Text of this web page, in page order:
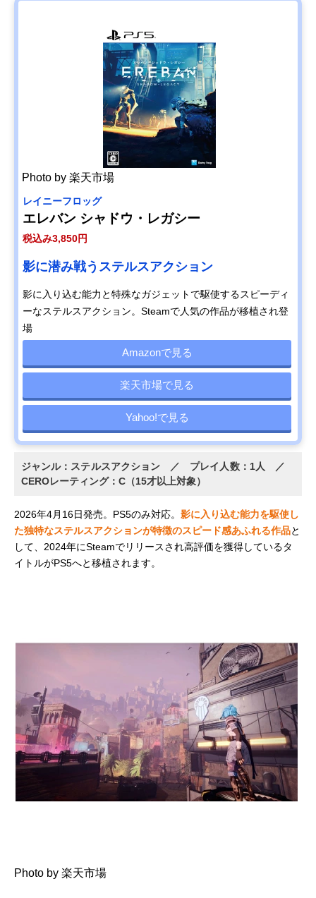
Photo by 楽天市場
レイニーフロッグ
エレバン シャドウ・レガシー
税込み3,850円
影に潜み戦うステルスアクション
影に入り込む能力と特殊なガジェットで駆使するスピーディ
ーなステルスアクション。Steamで人気の作品が移植され登
場
Amazonで見る
楽天市場で見る
Yahoo!で見る
ジャンル：ステルスアクション ／ プレイ人数：1人 ／
CEROレーティング：C（15才以上対象）
2026年4月16日発売。PS5のみ対応。 影に入り込む能力を駆使し
た独特なステルスアクションが特徴のスピード感あふれる作品と
して、2024年にSteamでリリースされ高評価を獲得しているタ
イトルがPS5へと移植されます。
Photo by 楽天市場